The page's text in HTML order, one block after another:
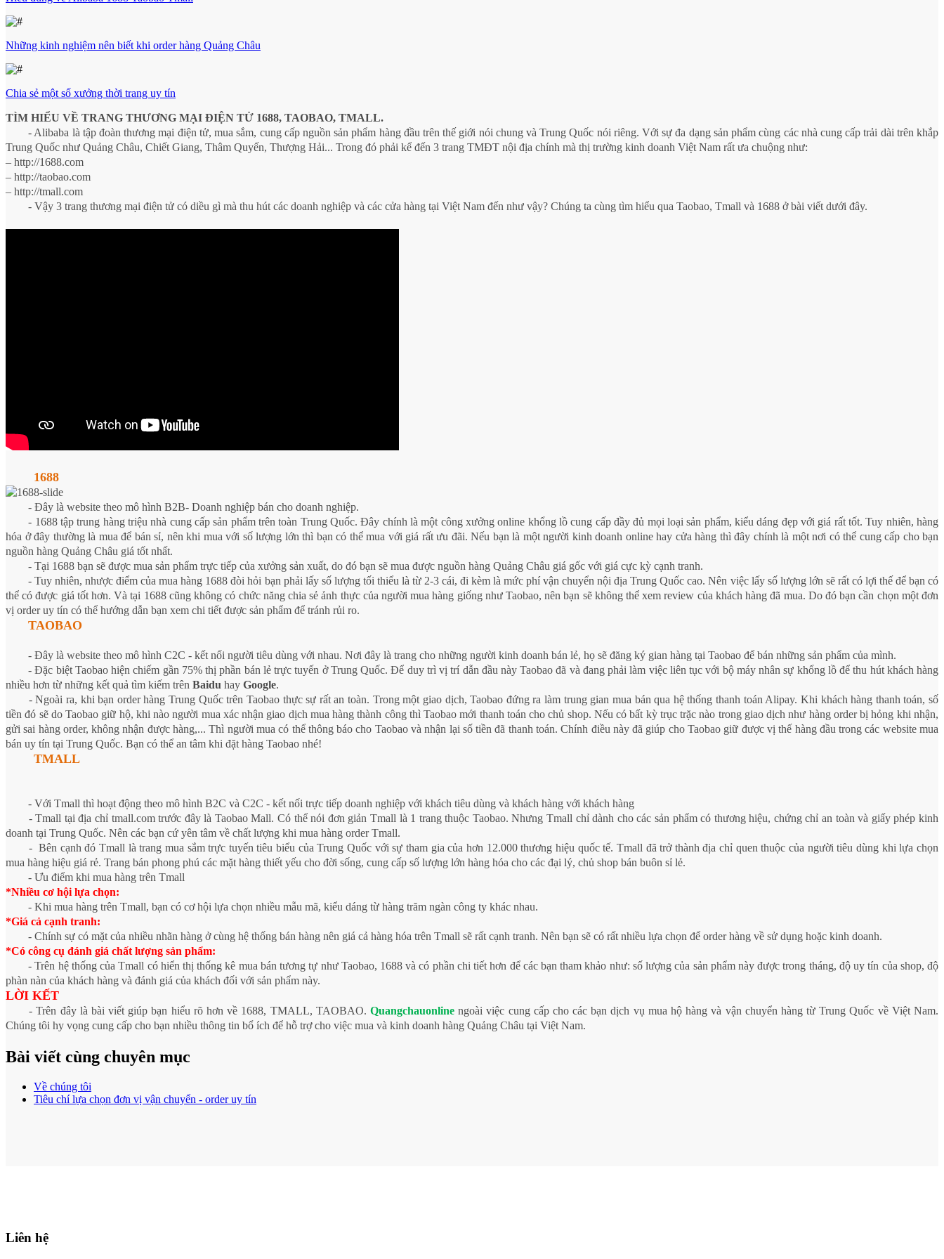
Những kinh nghiệm nên biết khi order hàng Quảng Châu
Chia sẻ một số xưởng thời trang uy tín
TÌM HIỂU VỀ TRANG THƯƠNG MẠI ĐIỆN TỬ 1688, TAOBAO, TMALL.
- Alibaba là tập đoàn thương mại điện tử, mua sắm, cung cấp nguồn sản phẩm hàng đầu trên thế giới nói chung và Trung Quốc nói riêng. Với sự đa dạng sản phẩm cùng các nhà cung cấp trải dài trên khắp
Trung Quốc như Quảng Châu, Chiết Giang, Thâm Quyến, Thượng Hải... Trong đó phải kể đến 3 trang TMĐT nội địa chính mà thị trường kinh doanh Việt Nam rất ưa chuộng như:
– http://1688.com
– http://taobao.com
– http://tmall.com
- Vậy 3 trang thương mại điện tử có diều gì mà thu hút các doanh nghiệp và các cửa hàng tại Việt Nam đến như vậy? Chúng ta cùng tìm hiểu qua Taobao, Tmall và 1688 ở bài viết dưới đây.
1688
- Đây là website theo mô hình B2B- Doanh nghiệp bán cho doanh nghiệp.
- 1688 tập trung hàng triệu nhà cung cấp sản phẩm trên toàn Trung Quốc. Đây chính là một công xưởng online khổng lồ cung cấp đầy đủ mọi loại sản phẩm, kiểu dáng đẹp với giá rất tốt. Tuy nhiên, hàng
hóa ở đây thường là mua để bán sỉ, nên khi mua với số lượng lớn thì bạn có thể mua với giá rất ưu đãi. Nếu bạn là một người kinh doanh online hay cửa hàng thì đây chính là một nơi có thể cung cấp cho bạn
nguồn hàng Quảng Châu giá tốt nhất.
- Tại 1688 bạn sẽ được mua sản phẩm trực tiếp của xưởng sản xuất, do đó bạn sẽ mua được nguồn hàng Quảng Châu giá gốc với giá cực kỳ cạnh tranh.
- Tuy nhiên, nhược điểm của mua hàng 1688 đòi hỏi bạn phải lấy số lượng tối thiểu là từ 2-3 cái, đi kèm là mức phí vận chuyển nội địa Trung Quốc cao. Nên việc lấy số lượng lớn sẽ rất có lợi thế để bạn có
thể có được giá tốt hơn. Và tại 1688 cũng không có chức năng chia sẻ ảnh thực của người mua hàng giống như Taobao, nên bạn sẽ không thể xem review của khách hàng đã mua. Do đó bạn cần chọn một đơn
vị order uy tín có thể hướng dẫn bạn xem chi tiết được sản phẩm để tránh rủi ro.
TAOBAO
- Đây là website theo mô hình C2C - kết nối người tiêu dùng với nhau. Nơi đây là trang cho những người kinh doanh bán lẻ, họ sẽ đăng ký gian hàng tại Taobao để bán những sản phẩm của mình.
- Đặc biệt Taobao hiện chiếm gần 75% thị phần bán lẻ trực tuyến ở Trung Quốc. Để duy trì vị trí dẫn đầu này Taobao đã và đang phải làm việc liên tục với bộ máy nhân sự khổng lồ để thu hút khách hàng
nhiều hơn từ những kết quả tìm kiếm trên Baidu hay Google.
- Ngoài ra, khi bạn order hàng Trung Quốc trên Taobao thực sự rất an toàn. Trong một giao dịch, Taobao đứng ra làm trung gian mua bán qua hệ thống thanh toán Alipay. Khi khách hàng thanh toán, số
tiền đó sẽ do Taobao giữ hộ, khi nào người mua xác nhận giao dịch mua hàng thành công thì Taobao mới thanh toán cho chủ shop. Nếu có bất kỳ trục trặc nào trong giao dịch như hàng order bị hỏng khi nhận,
gửi sai hàng order, không nhận được hàng,... Thì người mua có thể thông báo cho Taobao và nhận lại số tiền đã thanh toán. Chính điều này đã giúp cho Taobao giữ được vị thế hàng đầu trong các website mua
bán uy tín tại Trung Quốc. Bạn có thể an tâm khi đặt hàng Taobao nhé!
TMALL
- Với Tmall thì hoạt động theo mô hình B2C và C2C - kết nối trực tiếp doanh nghiệp với khách tiêu dùng và khách hàng với khách hàng
- Tmall tại địa chỉ tmall.com trước đây là Taobao Mall. Có thể nói đơn giản Tmall là 1 trang thuộc Taobao. Nhưng Tmall chỉ dành cho các sản phẩm có thương hiệu, chứng chỉ an toàn và giấy phép kinh
doanh tại Trung Quốc. Nên các bạn cứ yên tâm về chất lượng khi mua hàng order Tmall.
- Bên cạnh đó Tmall là trang mua sắm trực tuyến tiêu biểu của Trung Quốc với sự tham gia của hơn 12.000 thương hiệu quốc tế. Tmall đã trở thành địa chỉ quen thuộc của người tiêu dùng khi lựa chọn
mua hàng hiệu giá rẻ. Trang bán phong phú các mặt hàng thiết yếu cho đời sống, cung cấp số lượng lớn hàng hóa cho các đại lý, chủ shop bán buôn sỉ lẻ.
- Ưu điểm khi mua hàng trên Tmall
*Nhiều cơ hội lựa chọn:
- Khi mua hàng trên Tmall, bạn có cơ hội lựa chọn nhiều mẫu mã, kiểu dáng từ hàng trăm ngàn công ty khác nhau.
*Giá cả cạnh tranh:
- Chính sự có mặt của nhiều nhãn hàng ở cùng hệ thống bán hàng nên giá cả hàng hóa trên Tmall sẽ rất cạnh tranh. Nên bạn sẽ có rất nhiều lựa chọn để order hàng về sử dụng hoặc kinh doanh.
*Có công cụ đánh giá chất lượng sản phẩm:
- Trên hệ thống của Tmall có hiển thị thống kê mua bán tương tự như Taobao, 1688 và có phần chi tiết hơn để các bạn tham khảo như: số lượng của sản phẩm này được trong tháng, độ uy tín của shop, độ
phàn nàn của khách hàng và đánh giá của khách đối với sản phẩm này.
LỜI KẾT
- Trên đây là bài viết giúp bạn hiểu rõ hơn về 1688, TMALL, TAOBAO. Quangchauonlinengoài việc cung cấp cho các bạn dịch vụ mua hộ hàng và vận chuyển hàng từ Trung Quốc về Việt Nam.
Chúng tôi hy vọng cung cấp cho bạn nhiều thông tin bổ ích để hỗ trợ cho việc mua và kinh doanh hàng Quảng Châu tại Việt Nam.
Bài viết cùng chuyên mục
Về chúng tôi
Tiêu chí lựa chọn đơn vị vận chuyển - order uy tín
Liên hệ